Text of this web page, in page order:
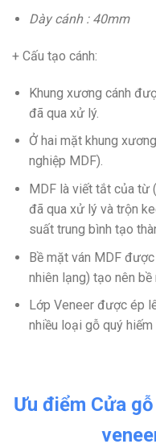
Dày cánh : 40mm
+ Cấu tạo cánh:
Khung xương cánh
đã qua xử lý.
Ở hai mặt khung
nghiệp MDF).
MDFlà viết tắt của từ
đã qua xử lý và trộn
suất trung bình tạo
Bề mặt ván MDF
nhiên lạng) tạo nên
Lớp Veneer được ép
nhiều loại gỗ quý hiếm
Ưu điểm Cửa